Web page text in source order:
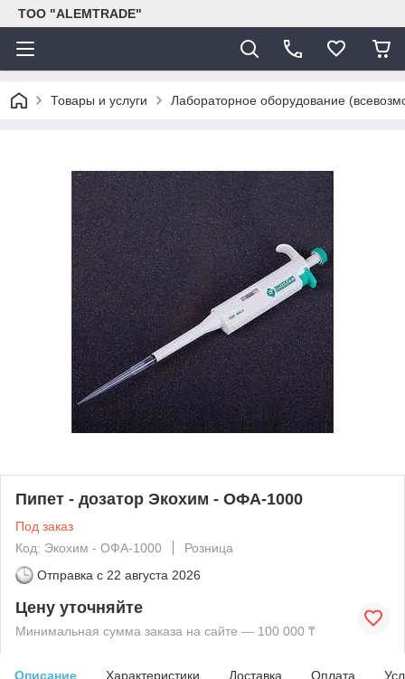
ТОО "ALEMTRADE"
Товары и услуги Лабораторное оборудование
Пипет - дозатор Экохим - ОФА-1000
Под заказ
Код: Экохим - ОФА-1000
Розница
Отправка с 22 августа 2026
Цену уточняйте
Минимальная сумма заказа на сайте — 100 000 ₸
Описание Характеристики Доставка Оплата